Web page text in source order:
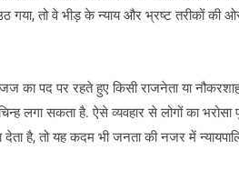
गया, तो वे भीड़ के न्याय और भ्रष्ट तरीकों
पद पर रहते हुए किसी राजनेता या
लगा सकता है. ऐसे व्यवहार से लोगों का
है, तो यह कदम भी जनता की नजर में